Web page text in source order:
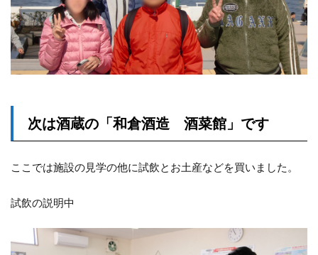
次は酒蔵の「和倉酒造 酒菜館」です
ここでは施設の見学の他に試飲とお土産などを買いました。
試飲の説明中